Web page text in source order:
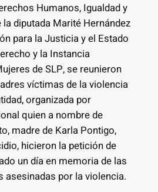
Humanos, Igualdad y
la diputada Marité Hernández
para la Justicia y el Estado
y la Instancia
de SLP, se reunieron
víctimas de la violencia
organizada por
quien a nombre de
madre de Karla Pontigo,
hicieron la petición de
un día en memoria de las
asesinadas por la violencia.